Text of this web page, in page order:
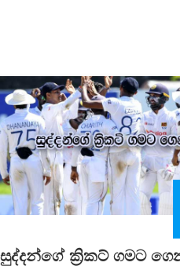
සුද්දන්ගේ ක්‍රිකට් ගමට